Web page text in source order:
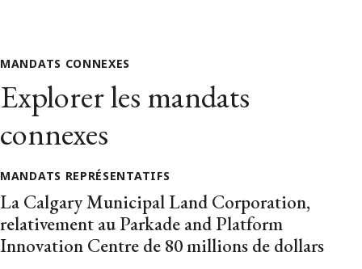
MANDATS CONNEXES
Explorer les mandats
connexes
MANDATS REPRÉSENTATIFS
La Calgary Municipal Land Corporation,
relativement au Parkade and Platform
Innovation Centre de 80 millions de dollars